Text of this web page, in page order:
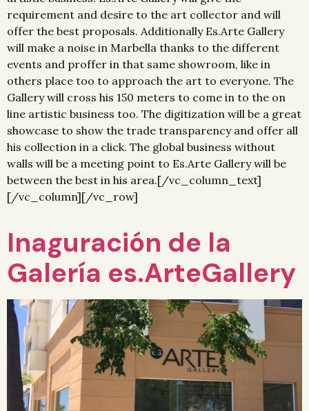
requirement and desire to the art collector and will
offer the best proposals. Additionally Es.Arte Gallery
will make a noise in Marbella thanks to the different
events and proffer in that same showroom, like in
others place too to approach the art to everyone. The
Gallery will cross his 150 meters to come in to the on
line artistic business too. The digitization will be a great
showcase to show the trade transparency and offer all
his collection in a click. The global business without
walls will be a meeting point to Es.Arte Gallery will be
between the best in his area.[/vc_column_text]
[/vc_column][/vc_row]
Inaguración de la
Galería es.ArteGallery